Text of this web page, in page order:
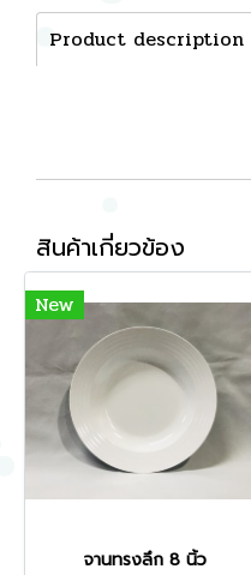
Product description
สินค้าเกี่ยวข้อง
New
จานทรงลึก 8 นิ้ว